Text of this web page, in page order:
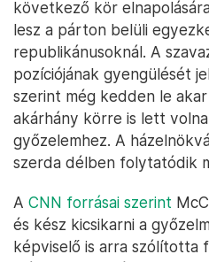
következő kör
lesz a párton belüli
republikánusoknál. A
pozíciójának gyengülését
szerint még kedden le
akárhány körre is lett
győzelemhez. A
szerda délben folytatódik
A CNN forrásai szerint
és kész kicsikarni a
képviselő is arra szólította